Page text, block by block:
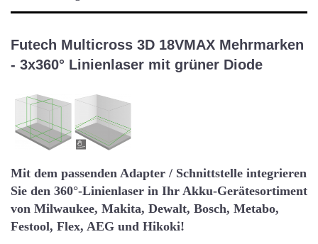
Futech Multicross 3D 18VMAX Mehrmarken
- 3x360° Linienlaser mit grüner Diode
Mit dem passenden Adapter / Schnittstelle integrieren
Sie den 360°-Linienlaser in Ihr Akku-Gerätesortiment
von Milwaukee, Makita, Dewalt, Bosch, Metabo,
Festool, Flex, AEG und Hikoki!